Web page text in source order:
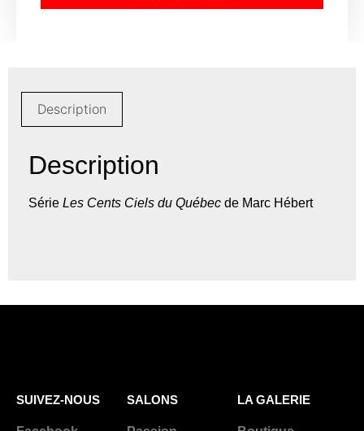
Description
Description
Série Les Cents Ciels du Québec de Marc Hébert
SUIVEZ-NOUS SALONS LA GALERIE